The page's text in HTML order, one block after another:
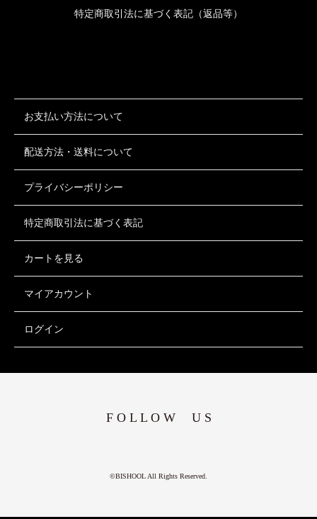
特定商取引法に基づく表記（返品等）
お支払い方法について
配送方法・送料について
プライバシーポリシー
特定商取引法に基づく表記
カートを見る
マイアカウント
ログイン
F O L L O W U S
©BISHOOL All Rights Reserved.